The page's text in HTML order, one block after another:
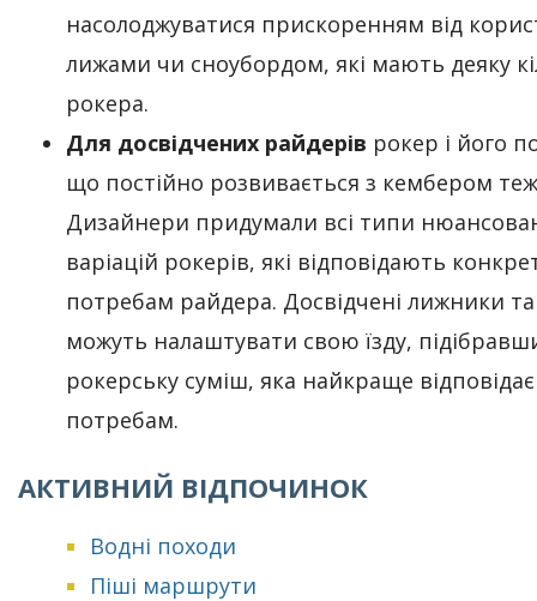
насолоджуватися прискоренням від
лижами чи сноубордом, які мають деяку
рокера.
Для досвідчених райдерів рокер і його
що постійно розвивається з кембером теж
Дизайнери придумали всі типи
варіацій рокерів, які відповідають
потребам райдера. Досвідчені лижники
можуть налаштувати свою їзду,
рокерську суміш, яка найкраще відповідає
потребам.
АКТИВНИЙ ВІДПОЧИНОК
Водні походи
Піші маршрути